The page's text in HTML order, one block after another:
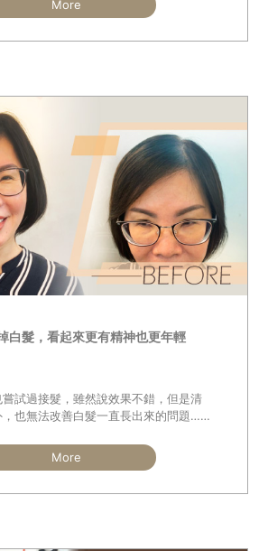
More
白髮，看起來更有精神也更年輕
試過接髮，雖然說效果不錯，但是清
，也無法改善白髮一直長出來的問題……
More